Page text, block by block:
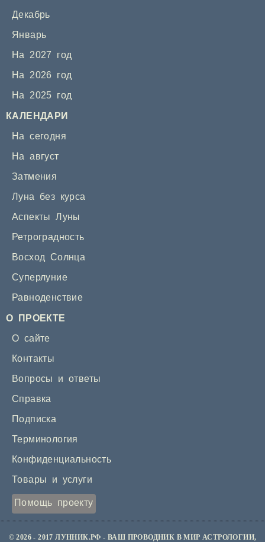
Декабрь
Январь
На 2027 год
На 2026 год
На 2025 год
КАЛЕНДАРИ
На сегодня
На август
Затмения
Луна без курса
Аспекты Луны
Ретроградность
Восход Солнца
Суперлуние
Равноденствие
О ПРОЕКТЕ
О сайте
Контакты
Вопросы и ответы
Справка
Подписка
Терминология
Конфиденциальность
Товары и услуги
Помощь проекту
© 2026 - 2017 ЛУННИК.РФ - ВАШ ПРОВОДНИК В МИР АСТРОЛОГИИ,